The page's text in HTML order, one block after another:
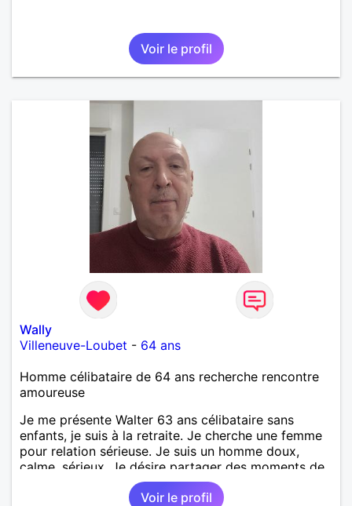
Voir le profil
Wally
Villeneuve-Loubet - 64 ans
Homme célibataire de 64 ans recherche rencontre
amoureuse
Je me présente Walter 63 ans célibataire sans
enfants, je suis à la retraite. Je cherche une femme
pour relation sérieuse. Je suis un homme doux,
calme, sérieux. Je désire partager des moments de
complicité à 2. Venez me découvrir.
Voir le profil